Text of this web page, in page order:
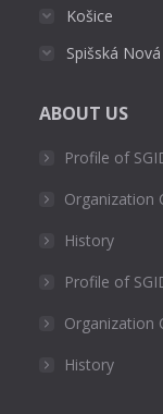
Košice
Spišská Nová
ABOUT US
Profile of
Organization
History
Profile of
Organization
History